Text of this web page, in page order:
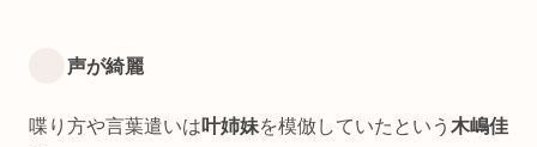
声が綺麗
喋り方や言葉遣いは叶姉妹を模倣していたという 木嶋佳